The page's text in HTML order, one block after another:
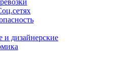
и дизайнерские